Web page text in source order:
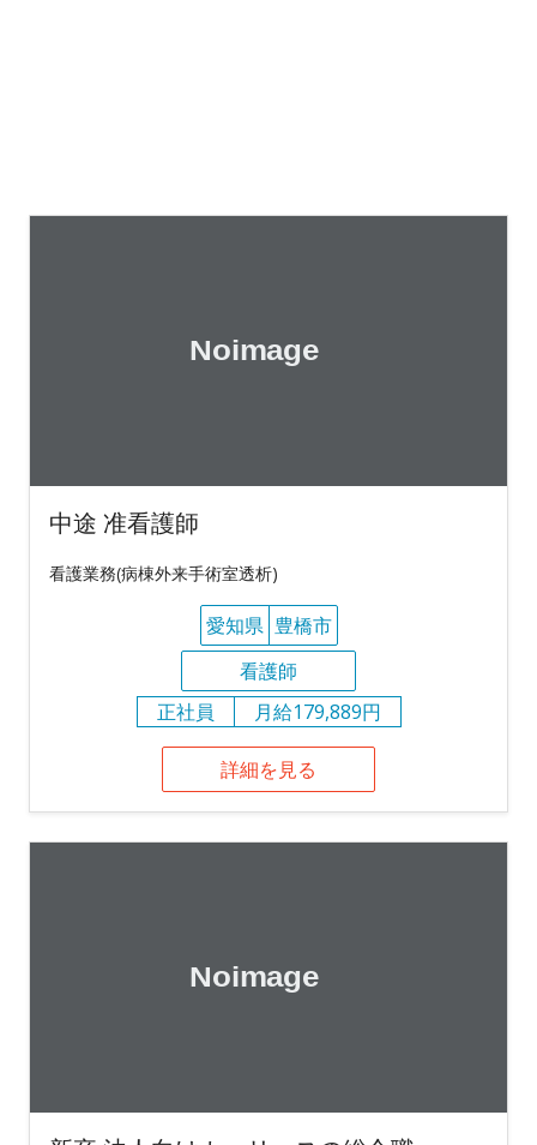
中途 准看護師
看護業務(病棟外来手術室透析)
愛知県 豊橋市
看護師
正社員
月給179,889円
詳細を見る